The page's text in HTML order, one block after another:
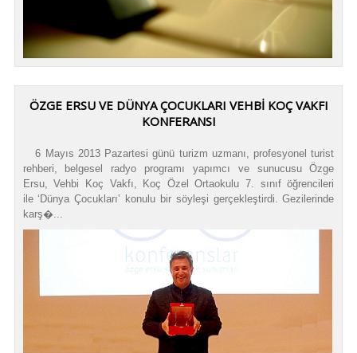
ÖZGE ERSU VE DÜNYA ÇOCUKLARI VEHBI KOÇ VAKFI
KONFERANSI
6 Mayıs 2013 Pazartesi günü turizm uzmanı, profesyonel turist
rehberi, belgesel radyo programı yapımcı ve sunucusu Özge
Ersu, Vehbi Koç Vakfı, Koç Özel Ortaokulu 7. sınıf öğrencileri
ile ‘Dünya Çocukları’ konulu bir söyleşi gerçekleştirdi. Gezilerinde
karş�...